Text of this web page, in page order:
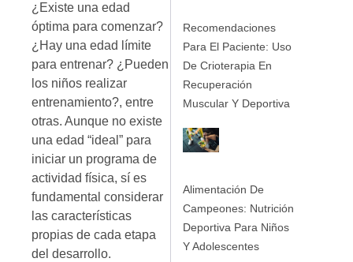
¿Existe una edad
óptima para comenzar?
¿Hay una edad límite
para entrenar? ¿Pueden
los niños realizar
entrenamiento?, entre
otras. Aunque no existe
una edad “ideal” para
iniciar un programa de
actividad física, sí es
fundamental considerar
las características
propias de cada etapa
del desarrollo.
Recomendaciones
Para El Paciente: Uso
De Crioterapia En
Recuperación
Muscular Y Deportiva
Alimentación De
Campeones: Nutrición
Deportiva Para Niños
Y Adolescentes